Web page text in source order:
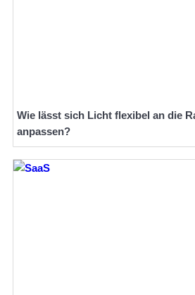
Wie lässt sich Licht flexibel an die
anpassen?